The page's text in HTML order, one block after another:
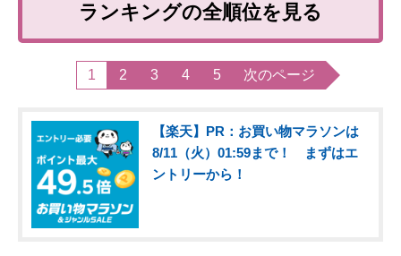
ランキングの全順位を見る
1 2 3 4 5 次のページ
【楽天】PR：お買い物マラソンは
8/11（火）01:59まで！ まずはエ
ントリーから！